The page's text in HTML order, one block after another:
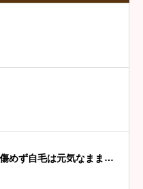
めず自毛は元気なままで